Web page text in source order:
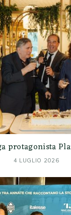
protagonista
4 LUGLIO 2026